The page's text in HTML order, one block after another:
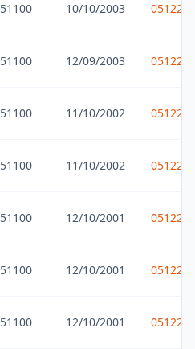
51100 10/10/2003
51100 12/09/2003
51100 11/10/2002
51100 11/10/2002
51100 12/10/2001
51100 12/10/2001
51100 12/10/2001